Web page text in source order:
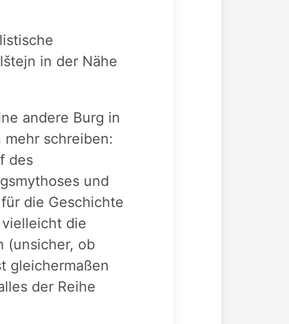
in der Nähe
andere Burg in
schreiben:
des
und
die Geschichte
die
(unsicher, ob
gleichermaßen
der Reihe